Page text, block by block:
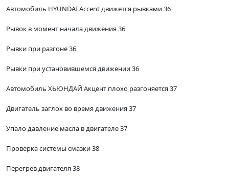
Автомобиль HYUNDAI Accent движется рывками 36
Рывок в момент начала движения 36
Рывки при разгоне 36
Рывки при установившемся движении 36
Автомобиль ХЬЮНДАЙ Акцент плохо разгоняется 37
Двигатель заглох во время движения 37
Упало давление масла в двигателе 37
Проверка системы смазки 38
Перегрев двигателя 38